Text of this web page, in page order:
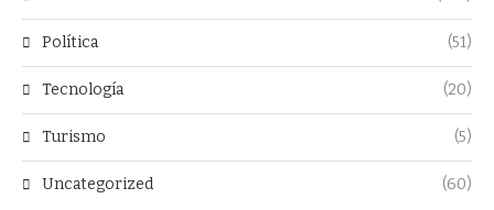
Política (51)
Tecnología (20)
Turismo (5)
Uncategorized (60)